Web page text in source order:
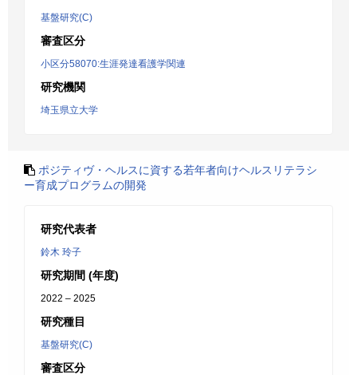
基盤研究(C)
審査区分
小区分58070:生涯発達看護学関連
研究機関
埼玉県立大学
ポジティヴ・ヘルスに資する若年者向けヘルスリテラシ
ー育成プログラムの開発
研究代表者
鈴木 玲子
研究期間 (年度)
2022 – 2025
研究種目
基盤研究(C)
審査区分